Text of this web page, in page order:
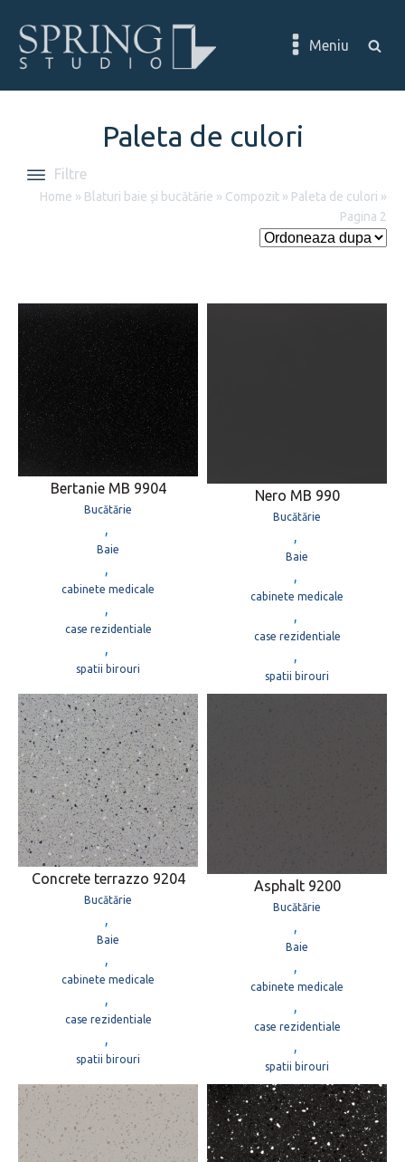
Meniu
Paleta de culori
Filtre
Home » Blaturi baie și bucătărie » Compozit » Paleta de culori »
Pagina 2
Bertanie MB 9904
Bucătărie
,
Baie
,
cabinete medicale
,
case rezidentiale
,
spatii birouri
Nero MB 990
Bucătărie
,
Baie
,
cabinete medicale
,
case rezidentiale
,
spatii birouri
Concrete terrazzo 9204
Bucătărie
,
Baie
,
cabinete medicale
,
case rezidentiale
,
spatii birouri
Asphalt 9200
Bucătărie
,
Baie
,
cabinete medicale
,
case rezidentiale
,
spatii birouri